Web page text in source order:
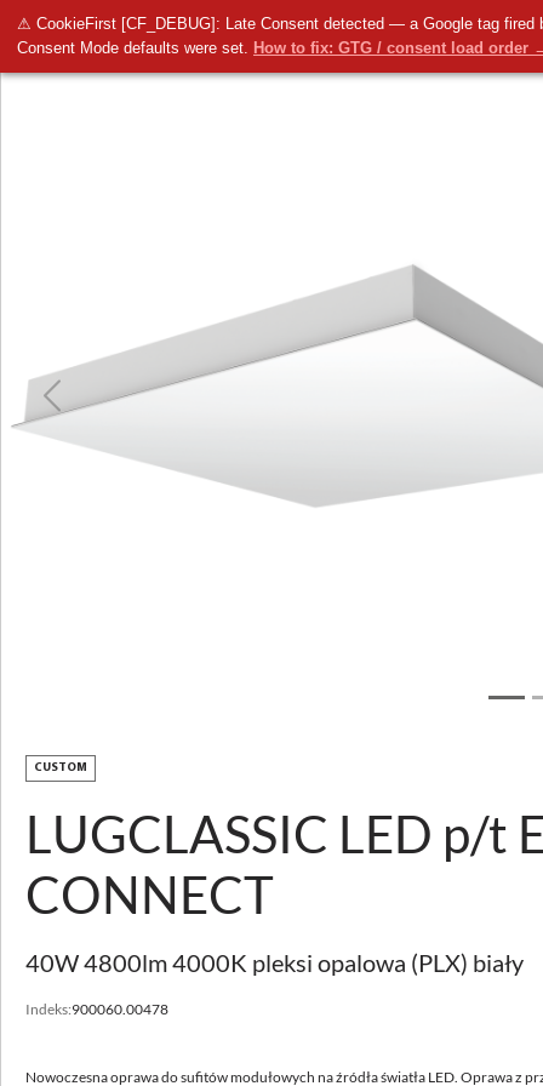
⚠ CookieFirst [CF_DEBUG]: Late Consent detected — a Google tag fired
Consent Mode defaults were set. How to fix: GTG / consent load order
LUG
LUGCLASSIC LED p/t EASY
CONNECT
40W 4800lm 4000K pleksi opalowa
biały
Previous
CUSTOM
LUGCLASSIC LED p/t
CONNECT
40W 4800lm 4000K pleksi opalowa (PLX) biały
Indeks:900060.00478
Nowoczesna oprawa do sufitów modułowych na źródła światła LED. Oprawa z
Previous
LUGCLASSIC LED p/t
OPIS PRODUKTU
DO POBRANIA
AKCESORIA